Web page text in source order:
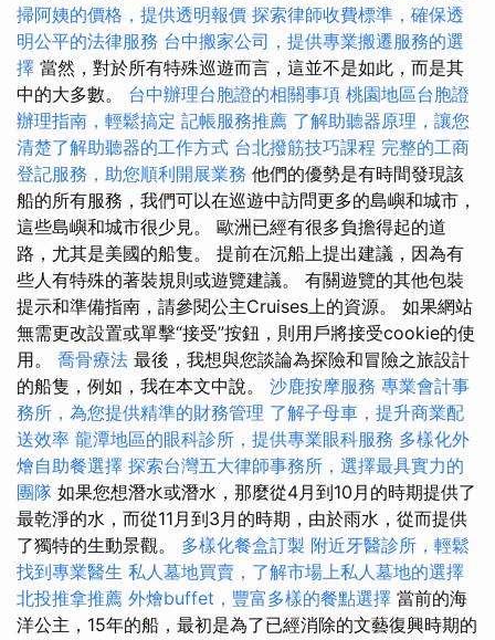
掃阿姨的價格，提供透明報價 探索律師收費標準，確保透
明公平的法律服務 台中搬家公司，提供專業搬遷服務的選
擇 當然，對於所有特殊巡遊而言，這並不是如此，而是其
中的大多數。 台中辦理台胞證的相關事項 桃園地區台胞證
辦理指南，輕鬆搞定 記帳服務推薦 了解助聽器原理，讓您
清楚了解助聽器的工作方式 台北撥筋技巧課程 完整的工商
登記服務，助您順利開展業務 他們的優勢是有時間發現該
船的所有服務，我們可以在巡遊中訪問更多的島嶼和城市，
這些島嶼和城市很少見。 歐洲已經有很多負擔得起的道
路，尤其是美國的船隻。 提前在沉船上提出建議，因為有
些人有特殊的著裝規則或遊覽建議。 有關遊覽的其他包裝
提示和準備指南，請參閱公主Cruises上的資源。 如果網站
無需更改設置或單擊“接受”按鈕，則用戶將接受cookie的使
用。 喬骨療法 最後，我想與您談論為探險和冒險之旅設計
的船隻，例如，我在本文中說。 沙鹿按摩服務 專業會計事
務所，為您提供精準的財務管理 了解子母車，提升商業配
送效率 龍潭地區的眼科診所，提供專業眼科服務 多樣化外
燴自助餐選擇 探索台灣五大律師事務所，選擇最具實力的
團隊 如果您想潛水或潛水，那麼從4月到10月的時期提供了
最乾淨的水，而從11月到3月的時期，由於雨水，從而提供
了獨特的生動景觀。 多樣化餐盒訂製 附近牙醫診所，輕鬆
找到專業醫生 私人墓地買賣，了解市場上私人墓地的選擇
北投推拿推薦 外燴buffet，豐富多樣的餐點選擇 當前的海
洋公主，15年的船，最初是為了已經消除的文藝復興時期的